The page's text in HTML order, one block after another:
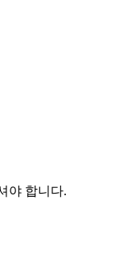
야 합니다.